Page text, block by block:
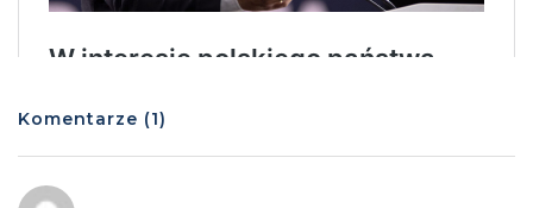
Komentarze (1)